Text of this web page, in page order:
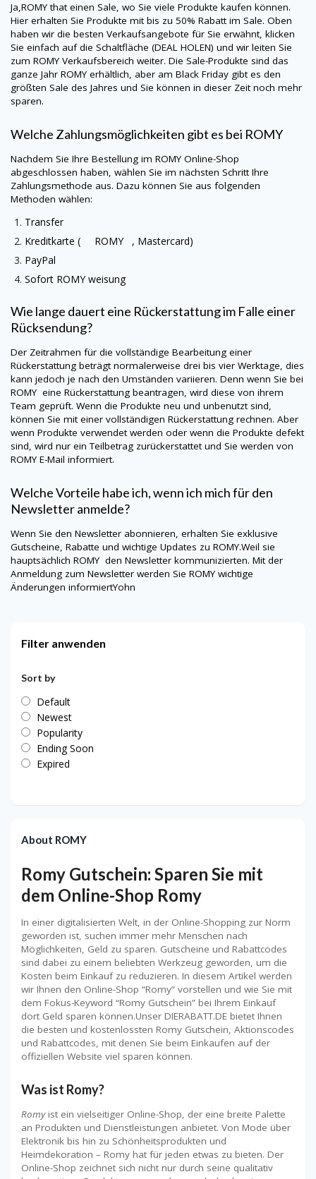
Ja,ROMYthat einen Sale, wo Sie viele Produkte kaufen können.
Hier erhalten Sie Produkte mit bis zu 50% Rabatt im Sale. Oben
haben wir die besten Verkaufsangebote für Sie erwähnt, klicken
Sie einfach auf die Schaltfläche (DEAL HOLEN) und wir leiten Sie
zum ROMY Verkaufsbereich weiter. Die Sale-Produkte sind das
ganze Jahr ROMY erhältlich, aber am Black Friday gibt es den
größten Sale des Jahres und Sie können in dieser Zeit noch mehr
sparen.
Welche Zahlungsmöglichkeiten gibt es bei ROMY
Nachdem Sie Ihre Bestellung im ROMY Online-Shop
abgeschlossen haben, wählen Sie im nächsten Schritt Ihre
Zahlungsmethode aus. Dazu können Sie aus folgenden
Methoden wählen:
Transfer
Kreditkarte ( ROMY , Mastercard)
PayPal
Sofort ROMYweisung
Wie lange dauert eine Rückerstattung im Falle einer
Rücksendung?
Der Zeitrahmen für die vollständige Bearbeitung einer
Rückerstattung beträgt normalerweise drei bis vier Werktage, dies
kann jedoch je nach den Umständen variieren. Denn wenn Sie bei
ROMY eine Rückerstattung beantragen, wird diese von ihrem
Team geprüft. Wenn die Produkte neu und unbenutzt sind,
können Sie mit einer vollständigen Rückerstattung rechnen. Aber
wenn Produkte verwendet werden oder wenn die Produkte defekt
sind, wird nur ein Teilbetrag zurückerstattet und Sie werden von
ROMY E-Mail informiert.
Welche Vorteile habe ich, wenn ich mich für den
Newsletter anmelde?
Wenn Sie den Newsletter abonnieren, erhalten Sie exklusive
Gutscheine, Rabatte und wichtige Updates zu ROMY.Weil sie
hauptsächlich ROMY den Newsletter kommunizierten. Mit der
Anmeldung zum Newsletter werden Sie ROMY wichtige
Änderungen informiertYohn
Filter anwenden
Sort by
Default
Newest
Popularity
Ending Soon
Expired
About ROMY
Romy Gutschein: Sparen Sie mit
dem Online-Shop Romy
In einer digitalisierten Welt, in der Online-Shopping zur Norm
geworden ist, suchen immer mehr Menschen nach
Möglichkeiten, Geld zu sparen. Gutscheine und Rabattcodes
sind dabei zu einem beliebten Werkzeug geworden, um die
Kosten beim Einkauf zu reduzieren. In diesem Artikel werden
wir Ihnen den Online-Shop “Romy” vorstellen und wie Sie mit
dem Fokus-Keyword “Romy Gutschein” bei Ihrem Einkauf
dort Geld sparen können.Unser DIERABATT.DE bietet Ihnen
die besten und kostenlossten Romy Gutschein, Aktionscodes
und Rabattcodes, mit denen Sie beim Einkaufen auf der
offiziellen Website viel sparen können.
Was ist Romy?
Romyist ein vielseitiger Online-Shop, der eine breite Palette
an Produkten und Dienstleistungen anbietet. Von Mode über
Elektronik bis hin zu Schönheitsprodukten und
Heimdekoration – Romy hat für jeden etwas zu bieten. Der
Online-Shop zeichnet sich nicht nur durch seine qualitativ